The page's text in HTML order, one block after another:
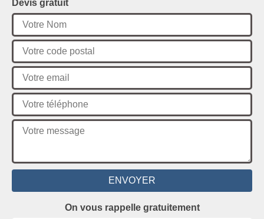
Devis gratuit
On vous rappelle gratuitement